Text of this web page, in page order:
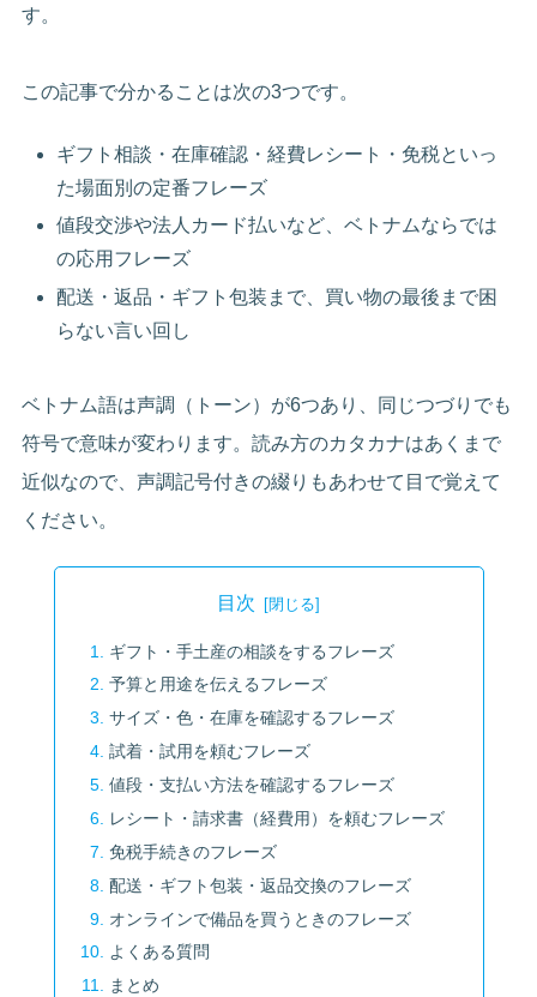
す。
この記事で分かることは次の3つです。
ギフト相談・在庫確認・経費レシート・免税といっ
た場面別の定番フレーズ
値段交渉や法人カード払いなど、ベトナムならでは
の応用フレーズ
配送・返品・ギフト包装まで、買い物の最後まで困
らない言い回し
ベトナム語は声調（トーン）が6つあり、同じつづりでも
符号で意味が変わります。読み方のカタカナはあくまで
近似なので、声調記号付きの綴りもあわせて目で覚えて
ください。
目次
ギフト・手土産の相談をするフレーズ
予算と用途を伝えるフレーズ
サイズ・色・在庫を確認するフレーズ
試着・試用を頼むフレーズ
値段・支払い方法を確認するフレーズ
レシート・請求書（経費用）を頼むフレーズ
免税手続きのフレーズ
配送・ギフト包装・返品交換のフレーズ
オンラインで備品を買うときのフレーズ
よくある質問
まとめ